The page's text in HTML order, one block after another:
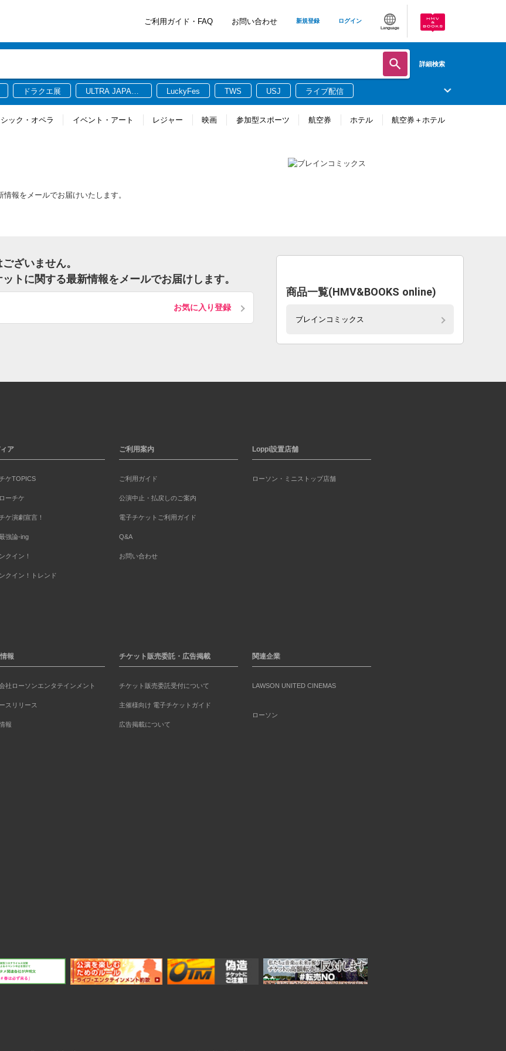
ご利用ガイド・FAQ お問い合わせ 新規登録 ログイン
Language
詳細検索
ドラクエ展
ULTRA JAPAN
LuckyFes TWS USJ ライブ配信
ック・オペラ イベント・アート レジャー 映画 参加型スポーツ 航空券 ホテル 航空券＋ホテル
報をメールでお届けいたします。
ざいません。
トに関する最新情報をメールでお届けします。
お気に入り登録
商品一覧(HMV&BOOKS online)
ブレインコミックス
ア
ケTOPICS
ーチケ
ケ演劇宣言！
強論-ing
クイン！
クイン！トレンド
ご利用案内
ご利用ガイド
公演中止・払戻しのご案内
電子チケットご利用ガイド
Q&A
お問い合わせ
Loppi設置店舗
ローソン・ミニストップ店舗
報
社ローソンエンタテインメント
スリリース
報
チケット販売委託・広告掲載
チケット販売委託受付について
主催様向け 電子チケットガイド
広告掲載について
関連企業
LAWSON UNITED CINEMAS
ローソン